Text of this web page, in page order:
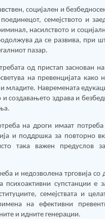
социјален и
семејството и
насилството и
да се развива, при
пазар.
од пристап заснован
на превенцијата како
младите. Навремената
создавањето здрава и
на дроги имаат
и поддршка за повторно
така важен предуслов
и недозволена трговија со
психоактивни супстанции е
семејствата и
на ефективни
и идните генерации.